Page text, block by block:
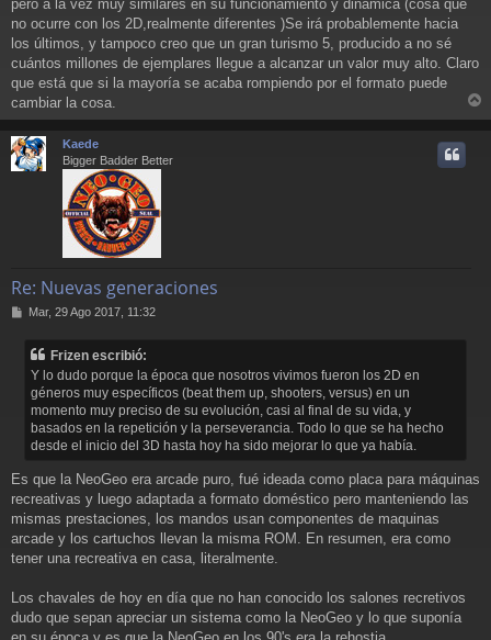
pero a la vez muy similares en su funcionamiento y dinámica (cosa que
no ocurre con los 2D,realmente diferentes )Se irá probablemente hacia
los últimos, y tampoco creo que un gran turismo 5, producido a no sé
cuántos millones de ejemplares llegue a alcanzar un valor muy alto. Claro
que está que si la mayoría se acaba rompiendo por el formato puede
cambiar la cosa.
r
Kaede
Bigger Badder Better
Re: Nuevas generaciones
MMar, 29 Ago 2017, 11:32
Frizen escribió:
Y lo dudo porque la época que nosotros vivimos fueron los 2D en
géneros muy específicos (beat them up, shooters, versus) en un
momento muy preciso de su evolución, casi al final de su vida, y
basados en la repetición y la perseverancia. Todo lo que se ha hecho
desde el inicio del 3D hasta hoy ha sido mejorar lo que ya había.
Es que la NeoGeo era arcade puro, fué ideada como placa para máquinas
recreativas y luego adaptada a formato doméstico pero manteniendo las
mismas prestaciones, los mandos usan componentes de maquinas
arcade y los cartuchos llevan la misma ROM. En resumen, era como
tener una recreativa en casa, literalmente.
Los chavales de hoy en día que no han conocido los salones recretivos
dudo que sepan apreciar un sistema como la NeoGeo y lo que suponía